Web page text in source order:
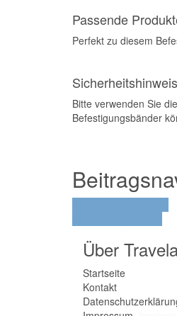
Passende
Perfekt zu diesem
Bitte verwenden Sie
Befestigungsbänder
Über
Startseite
Kontakt